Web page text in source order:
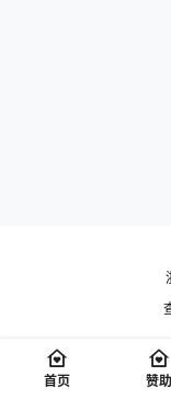
首页 赞助